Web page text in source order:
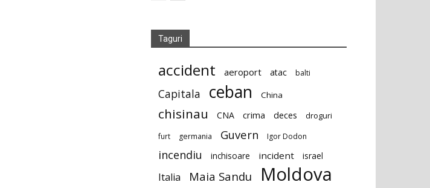
Taguri
accident aeroport atac balti
Capitala ceban China
chisinau CNA crima deces droguri
furt germania Guvern Igor Dodon
incendiu inchisoare incident israel
Italia Maia Sandu Moldova